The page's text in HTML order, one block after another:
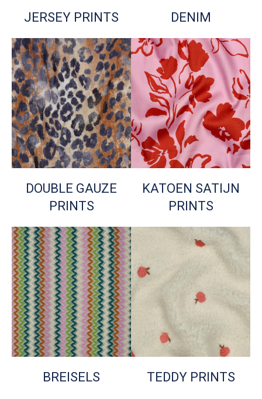
JERSEY PRINTS DENIM
DOUBLE GAUZE
PRINTS
KATOEN SATIJN
PRINTS
BREISELS TEDDY PRINTS